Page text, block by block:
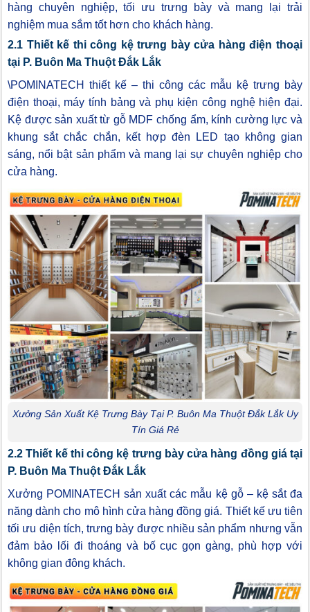
hàng chuyên nghiệp, tối ưu trưng bày và mang lại trải
nghiệm mua sắm tốt hơn cho khách hàng.
2.1 Thiết kế thi công kệ trưng bày cửa hàng điện thoại
tại P. Buôn Ma Thuột Đắk Lắk
\POMINATECH thiết kế – thi công các mẫu kệ trưng bày
điện thoại, máy tính bảng và phụ kiện công nghệ hiện đại.
Kệ được sản xuất từ gỗ MDF chống ẩm, kính cường lực và
khung sắt chắc chắn, kết hợp đèn LED tạo không gian
sáng, nổi bật sản phẩm và mang lại sự chuyên nghiệp cho
cửa hàng.
Xưởng Sản Xuất Kệ Trưng Bày Tại P. Buôn Ma Thuột Đắk Lắk Uy
Tín Giá Rẻ
2.2 Thiết kế thi công kệ trưng bày cửa hàng đồng giá tại
P. Buôn Ma Thuột Đắk Lắk
Xưởng POMINATECH sản xuất các mẫu kệ gỗ – kệ sắt đa
năng dành cho mô hình cửa hàng đồng giá. Thiết kế ưu tiên
tối ưu diện tích, trưng bày được nhiều sản phẩm nhưng vẫn
đảm bảo lối đi thoáng và bố cục gọn gàng, phù hợp với
không gian đông khách.